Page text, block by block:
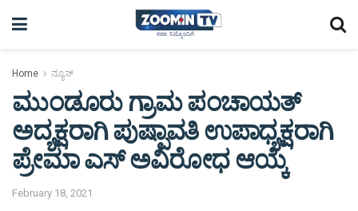
Home ನ್ಯೂಸ್
ಮುಂಡೂರು ಗ್ರಾಮ ಪಂಚಾಯತ್
ಅದ್ಯಕ್ಷರಾಗಿ ಪುಷ್ಪಾವತಿ ಉಪಾಧ್ಯಕ್ಷರಾಗಿ
ಪ್ರೇಮಾ ಎಸ್ ಅವಿರೋಧ ಆಯ್ಕೆ
February 18, 2021